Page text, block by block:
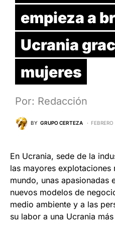
empieza a
Ucrania
mujeres
Por: Redacción
BY GRUPO CERTEZA
En Ucrania, sede de la
las mayores explotaciones
mundo, unas apasionadas
nuevos modelos de
medio ambiente y a las
su labor a una Ucrania